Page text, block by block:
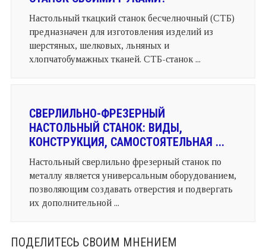
Настольный ткацкий станок бесчелночный (СТБ)
предназначен для изготовления изделий из
шерстяных, шелковых, льняных и
хлопчатобумажных тканей. СТБ-станок ...
СВЕРЛИЛЬНО-ФРЕЗЕРНЫЙ
НАСТОЛЬНЫЙ СТАНОК: ВИДЫ,
КОНСТРУКЦИЯ, САМОСТОЯТЕЛЬНАЯ ...
Настольный сверлильно фрезерный станок по
металлу является универсальным оборудованием,
позволяющим создавать отверстия и подвергать
их дополнительной ...
ПОДЕЛИТЕСЬ СВОИМ МНЕНИЕМ